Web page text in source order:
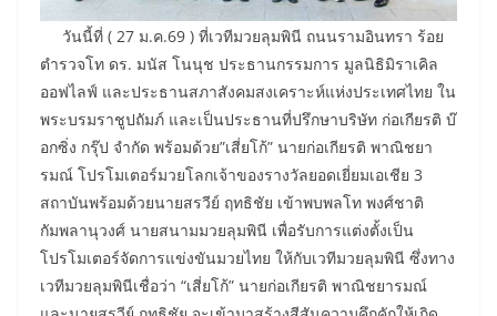
วันนี้ที่ ( 27 ม.ค.69 ) ที่เวทีมวยลุมพินี ถนนรามอินทรา ร้อย
ตำรวจโท ดร. มนัส โนนุช ประธานกรรมการ มูลนิธิมิราเคิล
ออฟไลฟ์ และประธานสภาสังคมสงเคราะห์แห่งประเทศไทย ใน
พระบรมราชูปถัมภ์ และเป็นประธานที่ปรึกษาบริษัท ก่อเกียรติ บ๊
อกซิ่ง กรุ๊ป จำกัด พร้อมด้วย”เสี่ยโก้” นายก่อเกียรติ พาณิชยา
รมณ์ โปรโมเตอร์มวยโลกเจ้าของรางวัลยอดเยี่ยมเอเชีย 3
สถาบันพร้อมด้วยนายสรวีย์ ฤทธิชัย เข้าพบพลโท พงศ์ชาติ
กัมพลานุวงศ์ นายสนามมวยลุมพินี เพื่อรับการแต่งตั้งเป็น
โปรโมเตอร์จัดการแข่งขันมวยไทย ให้กับเวทีมวยลุมพินี ซึ่งทาง
เวทีมวยลุมพินีเชื่อว่า “เสี่ยโก้” นายก่อเกียรติ พาณิชยารมณ์